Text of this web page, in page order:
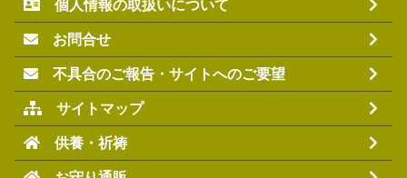
個人情報の取扱いについて
お問合せ
不具合のご報告・サイトへのご要望
サイトマップ
供養・祈祷